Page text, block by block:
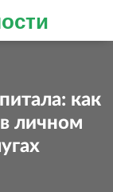
как
личном